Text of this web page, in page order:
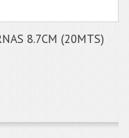
8.7CM (20MTS)